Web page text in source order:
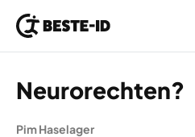
Neurorechten?
Pim Haselager